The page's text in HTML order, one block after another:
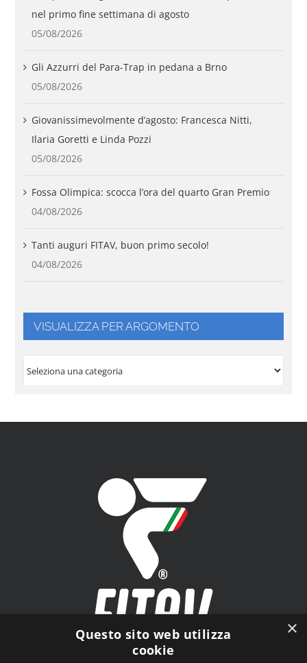
nel primo fine settimana di agosto
05/08/2026
Gli Azzurri del Para-Trap in pedana a Brno
05/08/2026
Giovanissimevolmente d’agosto: Francesca Nitti,
Ilaria Goretti e Linda Pozzi
05/08/2026
Fossa Olimpica: scocca l’ora del quarto Gran Premio
04/08/2026
Tanti auguri FITAV, buon primo secolo!
04/08/2026
VISUALIZZA PER ARGOMENTO
FITAV - Federazione Italiana Tiro a Volo - Viale Tiziano
×
Questo sito web utilizza
cookie